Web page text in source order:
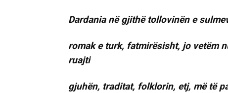
Dardania në gjithë tollovinën e
romak e turk, fatmirësisht, jo vetëm
ruajti
gjuhën, traditat, folklorin, etj, më të